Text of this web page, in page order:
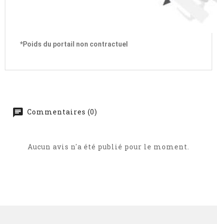
*Poids du portail non contractuel
Commentaires (0)
Aucun avis n'a été publié pour le moment.